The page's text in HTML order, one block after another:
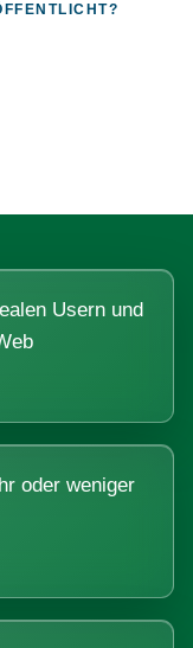
Usern und
oder weniger